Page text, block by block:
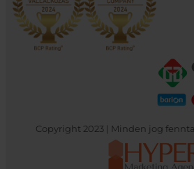
Copyright 2023 | Minden jog